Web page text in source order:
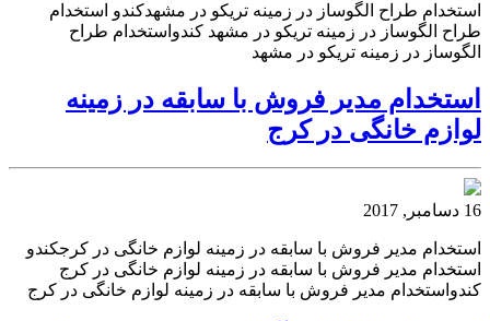
استخدام طراح الگوساز در زمینه تریکو در مشهدکندو استخدام
طراح الگوساز در زمینه تریکو در مشهد کندواستخدام طراح
الگوساز در زمینه تریکو در مشهد
استخدام مدیر فروش با سابقه در زمینه
لوازم خانگی در کرج
16 دسامبر, 2017
استخدام مدیر فروش با سابقه در زمینه لوازم خانگی در کرجکندو
استخدام مدیر فروش با سابقه در زمینه لوازم خانگی در کرج
کندواستخدام مدیر فروش با سابقه در زمینه لوازم خانگی در کرج